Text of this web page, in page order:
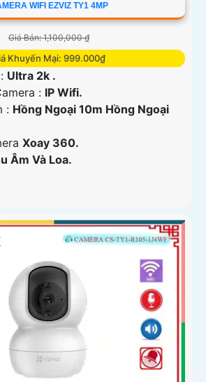
WIFI EZVIZ TY1 4MP
Giá Bán: 1,100,000 ₫
Khuyến Mại: 999.000₫
Ultra 2k .
: IP Wifi.
: Hồng Ngoại 10m Hồng Ngoại
Xoay 360.
Âm Và Loa.